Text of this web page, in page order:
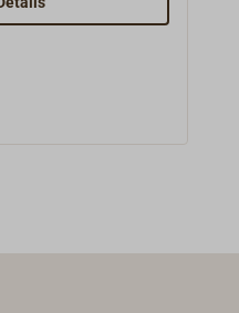
der Kette,